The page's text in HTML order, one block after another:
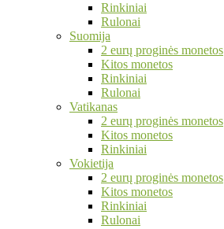
Rinkiniai
Rulonai
Suomija
2 eurų proginės monetos
Kitos monetos
Rinkiniai
Rulonai
Vatikanas
2 eurų proginės monetos
Kitos monetos
Rinkiniai
Vokietija
2 eurų proginės monetos
Kitos monetos
Rinkiniai
Rulonai